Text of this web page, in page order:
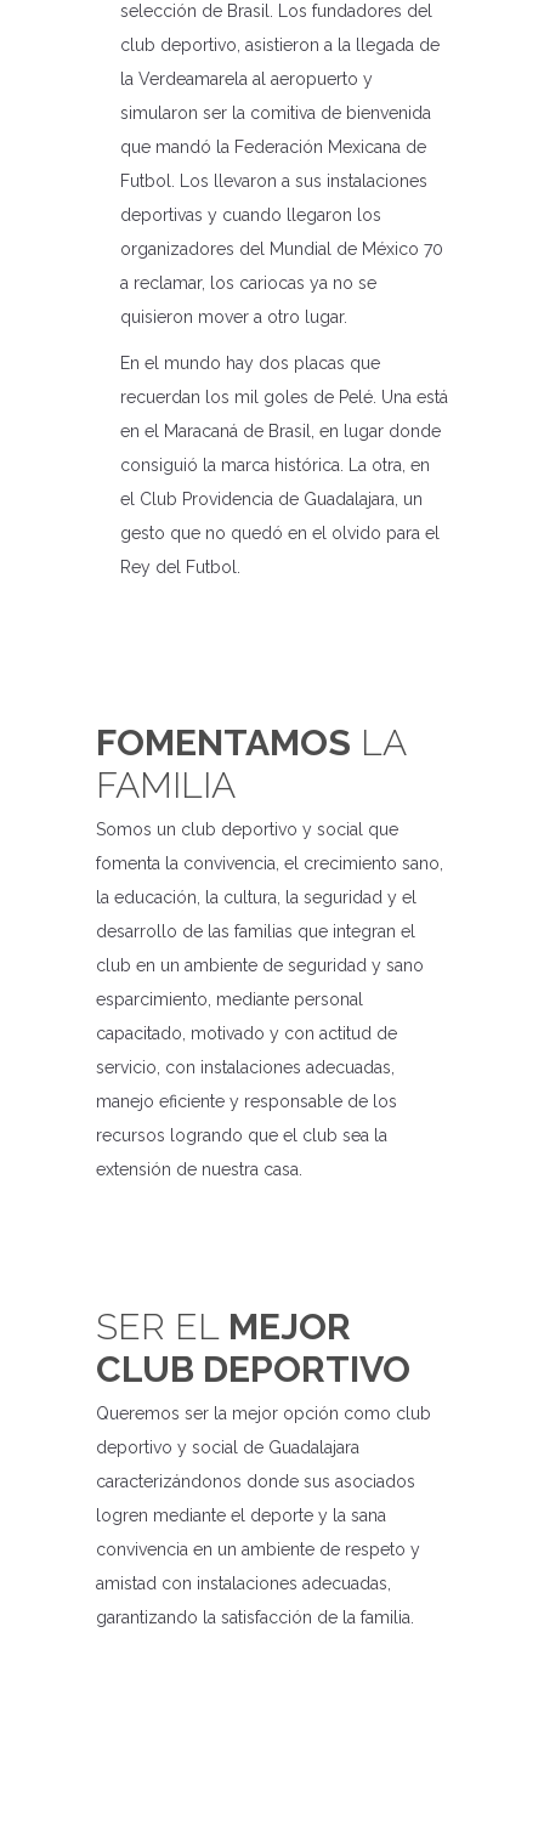
selección de Brasil. Los fundadores del
club deportivo, asistieron a la llegada de
la Verdeamarela al aeropuerto y
simularon ser la comitiva de bienvenida
que mandó la Federación Mexicana de
Futbol. Los llevaron a sus instalaciones
deportivas y cuando llegaron los
organizadores del Mundial de México 70
a reclamar, los cariocas ya no se
quisieron mover a otro lugar.
En el mundo hay dos placas que
recuerdan los mil goles de Pelé. Una está
en el Maracaná de Brasil, en lugar donde
consiguió la marca histórica. La otra, en
el Club Providencia de Guadalajara, un
gesto que no quedó en el olvido para el
Rey del Futbol.
FOMENTAMOS LA
FAMILIA
Somos un club deportivo y social que
fomenta la convivencia, el crecimiento sano,
la educación, la cultura, la seguridad y el
desarrollo de las familias que integran el
club en un ambiente de seguridad y sano
esparcimiento, mediante personal
capacitado, motivado y con actitud de
servicio, con instalaciones adecuadas,
manejo eficiente y responsable de los
recursos logrando que el club sea la
extensión de nuestra casa.
SER EL MEJOR
CLUB DEPORTIVO
Queremos ser la mejor opción como club
deportivo y social de Guadalajara
caracterizándonos donde sus asociados
logren mediante el deporte y la sana
convivencia en un ambiente de respeto y
amistad con instalaciones adecuadas,
garantizando la satisfacción de la familia.